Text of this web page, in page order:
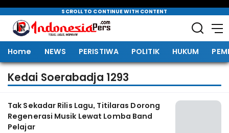
SCROLL TO CONTINUE WITH CONTENT
Home NEWS PERISTIWA POLITIK HUKUM
Kedai Soerabadja 1293
Tak Sekadar Rilis Lagu, Titilaras Dorong
Regenerasi Musik Lewat Lomba Band
Pelajar